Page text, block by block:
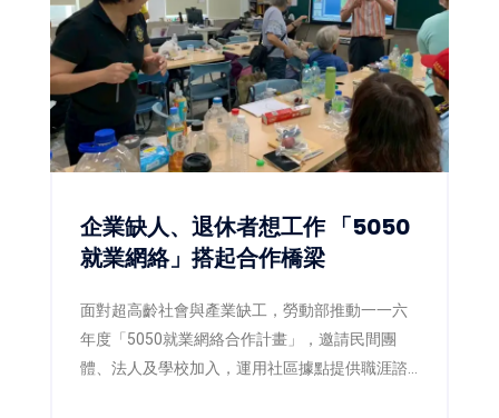
企業缺人、退休者想工作 「5050
就業網絡」搭起合作橋梁
面對超高齡社會與產業缺工，勞動部推動一一六
年度「5050就業網絡合作計畫」，邀請民間團
體、法人及學校加入，運用社區據點提供職涯諮